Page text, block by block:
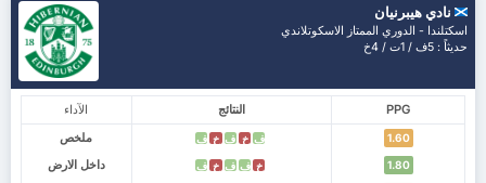
نادي هيبرنيان
اسكتلندا - الدوري الممتاز الاسكوتلاندي
حديثاً : 5ف / 1ت / 4خ
الآداء النتائج
PPG
ملخص
ف خ ف خ ف 1.60
داخل الارض خ ف ف خ ف 1.80